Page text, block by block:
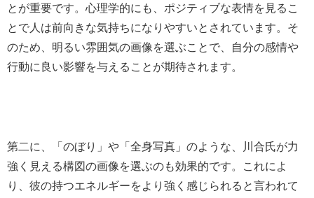
とが重要です。心理学的にも、ポジティブな表情を見るこ
とで人は前向きな気持ちになりやすいとされています。そ
のため、明るい雰囲気の画像を選ぶことで、自分の感情や
行動に良い影響を与えることが期待されます。
第二に、「のぼり」や「全身写真」のような、川合氏が力
強く見える構図の画像を選ぶのも効果的です。これによ
り、彼の持つエネルギーをより強く感じられると言われて